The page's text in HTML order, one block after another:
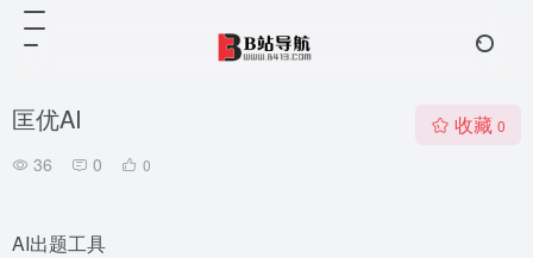
匡优AI
36 0 0
收藏 0
AI出题工具